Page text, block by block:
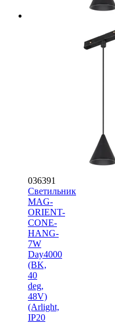
036391
Светильник
MAG-
ORIENT-
CONE-
HANG-
7W
Day4000
(BK,
40
deg,
48V)
(Arlight,
IP20